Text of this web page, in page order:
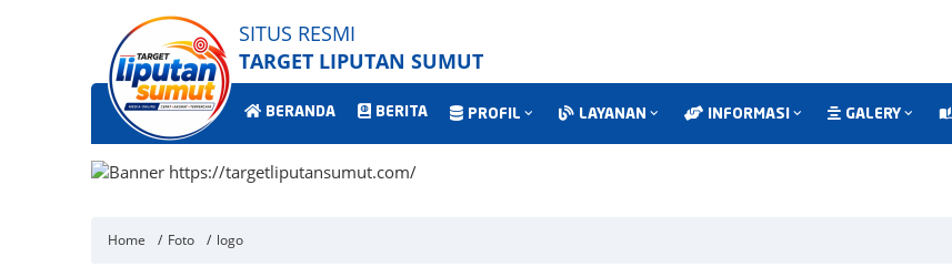
SITUS RESMI
TARGET LIPUTAN SUMUT
BERANDA BERITA PROFIL LAYANAN INFORMASI GALERY
Home Foto logo